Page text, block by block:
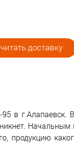
доставку
в г.Алапаевск.
Начальным
продукцию